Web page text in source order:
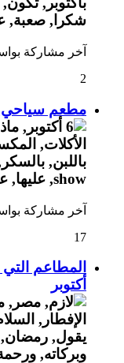
آخر مشاركة
2
مطعم سياحي بـ 6 أكتوبر يستحق
آخر مشاركة
17
المطاعم
أكتوبر